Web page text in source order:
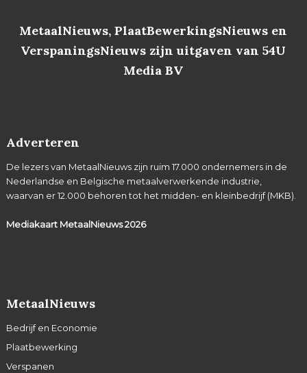
MetaalNieuws, PlaatBewerkingsNieuws en
VerspaningsNieuws zijn uitgaven van 54U
Media BV
Adverteren
De lezers van MetaalNieuws zijn ruim 17.000 ondernemers in de
Nederlandse en Belgische metaalverwerkende industrie,
waarvan er 12.000 behoren tot het midden- en kleinbedrijf (MKB).
Mediakaart MetaalNieuws2026
MetaalNieuws
Bedrijf en Economie
Plaatbewerking
Verspanen